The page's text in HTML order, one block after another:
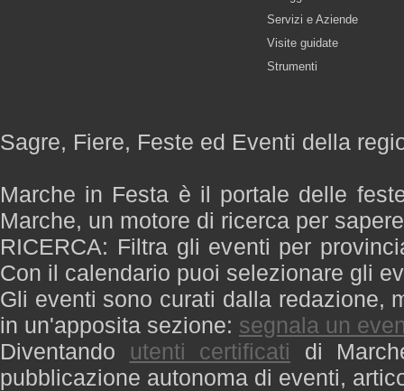
Servizi e Aziende
Visite guidate
Strumenti
Sagre, Fiere, Feste ed Eventi della
Marche in Festa è il portale delle
Marche, un motore di ricerca per
RICERCA: Filtra gli eventi per
Con il calendario puoi selezionare gli
Gli eventi sono curati dalla redazione,
in un'apposita sezione: segnala un
Diventando utenti certificati di
pubblicazione autonoma di eventi,